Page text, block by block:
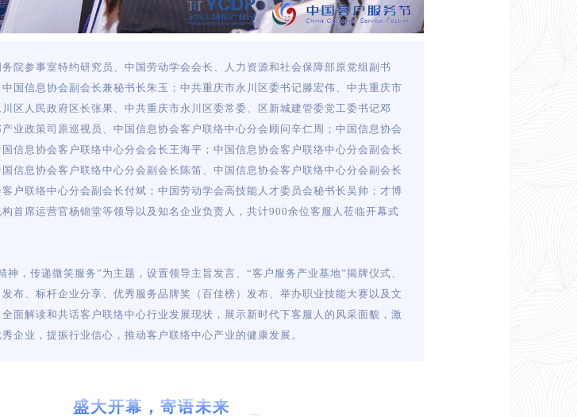
院参事室特约研究员、中国劳动学会会长、人力资源和社会保障部原党组副书
国信息协会副会长兼秘书长朱玉；中共重庆市永川区委书记滕宏伟、中共重庆市
区人民政府区长张果、中共重庆市永川区委常委、区新城建管委党工委书记邓
业政策司原巡视员、中国信息协会客户联络中心分会顾问辛仁周；中国信息协会
信息协会客户联络中心分会会长王海平；中国信息协会客户联络中心分会副会长
信息协会客户联络中心分会副会长陈笛、中国信息协会客户联络中心分会副会长
户联络中心分会副会长付斌；中国劳动学会高技能人才委员会秘书长吴帅；才博
构首席运营官杨锦堂等领导以及知名企业负责人，共计900余位客服人莅临开幕式
神，传递微笑服务”为主题，设置领导主旨发言、“客户服务产业基地”揭牌仪式、
发布、标杆企业分享、优秀服务品牌奖（百佳榜）发布、举办职业技能大赛以及文
面解读和共话客户联络中心行业发展现状，展示新时代下客服人的风采面貌，激
企业，提振行业信心，推动客户联络中心产业的健康发展。
盛大开幕，寄语未来